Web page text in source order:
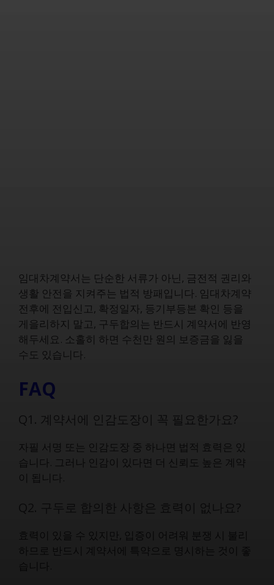
임대차계약서는 단순한 서류가 아닌, 금전적 권리와
생활 안전을 지켜주는 법적 방패입니다. 임대차계약
전후에 전입신고, 확정일자, 등기부등본 확인 등을
게을리하지 말고, 구두합의는 반드시 계약서에 반영
해두세요. 소홀히 하면 수천만 원의 보증금을 잃을
수도 있습니다.
FAQ
Q1. 계약서에 인감도장이 꼭 필요한가요?
자필 서명 또는 인감도장 중 하나면 법적 효력은 있
습니다. 그러나 인감이 있다면 더 신뢰도 높은 계약
이 됩니다.
효력이 있을 수 있지만, 입증이 어려워 분쟁 시 불리